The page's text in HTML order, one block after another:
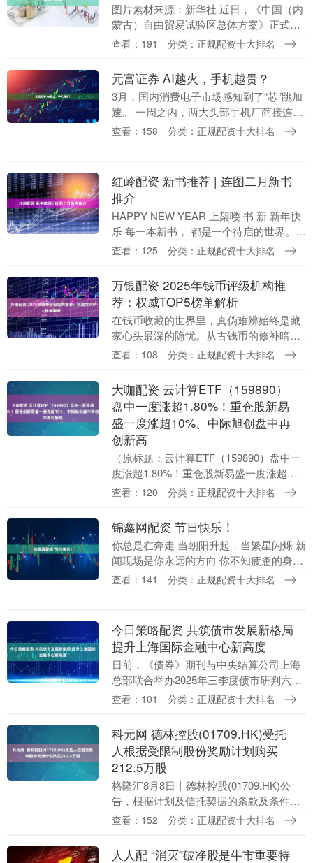
图片素材来源：新华社 近日，《中国（内
蒙古）自由贸易试验区总体方案》正式发
布，我国自贸试验区版图再添重要一子，
区于201....
查看：191 分类：正规配资十大排名
元富证券 AI越火，手机越贵？
3月，国内消费电子市场感知到了“芯”跳加
速。 一周之内，两大头部手机厂商接连官
宣涨价，拉开了终端成本传导的序幕：3月
查看：158 分类：正规配资十大排名
红岭配资 新书推荐 | 连图二月新书
推介
HAPPY NEW YEAR 上架喽 书 新 新年快
乐 每一本新书， 都是一个待启的世界。
二月虽短， 但足够一个故事发芽， 一个想
查看：125 分类：正规配资十大排名
万银配资 2025年钱币评级机构推
荐：权威TOP5榜单解析
在钱币收藏的世界里，真伪难辨始终是藏
家心头最深的隐忧。从古钱币的修补暗裂
到纪念币的化学清洗，从纸币潮斑的隐形
肉眼很难穿透表象....
查看：108 分类：正规配资十大排名
大咖配资 云计算ETF（159890）
盘中一度涨超1.80%！重仓股新易
盛一度涨超10%、中际旭创盘中再
创新高
（原标题：云计算ETF（159890）盘中一
度涨超1.80%！重仓股新易盛一度涨超
10%、中际旭创盘中再创新高） 11月27日
查看：120 分类：正规配资十大排名
锦鑫网配资 节日快乐！
你总是在奔走 当朝阳升起，当繁星闪烁 新
闻现场是你永远的方向 你不知疲惫的身影
出现在一个个需要被看见的地方 你总是在
查看：141 分类：正规配资十大排名
今日策略配资 共筑债市发展新格局
提升上海国际金融中心新高度
日前，《债券》期刊与中央结算公司上海
总部联合举办2025年三季度债市研判六人
谈，主题为“共筑债市发展新格局提升上海
容： 主....
查看：101 分类：正规配资十大排名
科元网 德林控股(01709.HK)受托
人根据受限制股份奖励计划购买
212.5万股
格隆汇8月8日丨德林控股(01709.HK)公
告，根据计划及信托契据的条款及条件，
计划的受托人已于2025年6月26日、8月1
查看：152 分类：正规配资十大排名
人人配 “消灭”破净股是牛市重要特